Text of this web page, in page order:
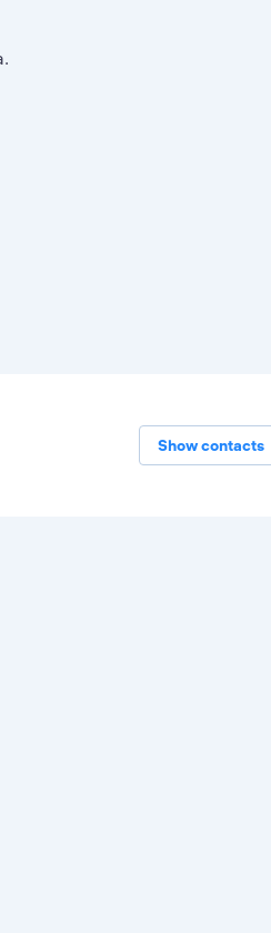
Show contacts